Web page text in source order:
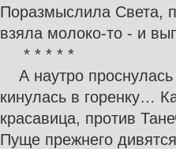
Поразмыслила Света,
взяла молоко-то - и
* * * * *
А наутро проснулась
кинулась в горенку…
красавица, против
Пуще прежнего